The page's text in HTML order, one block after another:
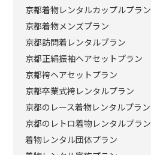
京都着物レンタルカップルプラン
京都着物メンズプラン
京都訪問着レンタルプラン
京都正絹振袖ヘアセットプラン
京都袴ヘアセットプラン
京都卒業式袴レンタルプラン
京都のレース着物レンタルプラン
京都のレトロ着物レンタルプラン
着物レンタル団体プラン